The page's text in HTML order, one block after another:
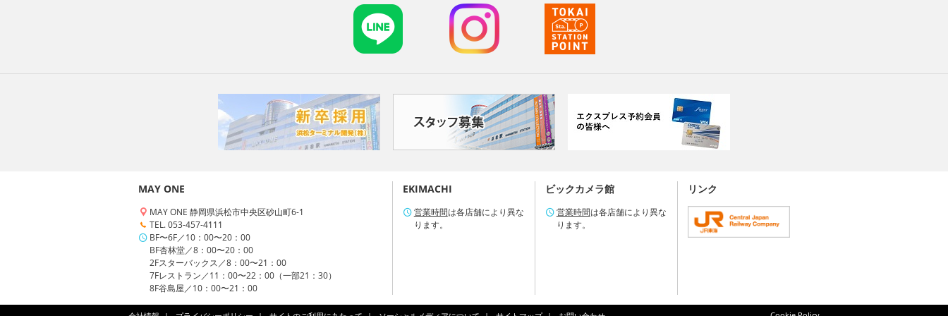
MAY ONE
MAY ONE 静岡県浜松市中央区砂山町6-1
TEL. 053-457-4111
BF〜6F／10：00〜20：00
BF杏林堂／8：00〜20：00
2Fスターバックス／8：00〜21：00
7Fレストラン／11：00〜22：00（一部21：30）
8F谷島屋／10：00〜21：00
EKIMACHI
営業時間は各店舗により異な
ります。
ビックカメラ館
営業時間は各店舗により異な
ります。
リンク